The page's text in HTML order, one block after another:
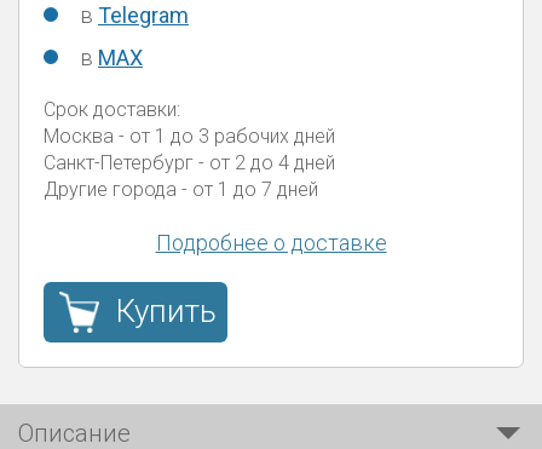
в Telegram
в MAX
Срок доставки:
Москва - от 1 до 3 рабочих дней
Санкт-Петербург - от 2 до 4 дней
Другие города - от 1 до 7 дней
Подробнее о доставке
Купить
Описание